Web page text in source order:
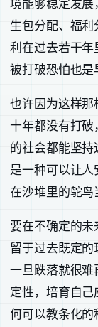
境能够稳定发
生包分配、福
利在过去若干
被打破恐怕也是
也许因为这样
十年都没有打
的社会都能坚持
是一种可以让
在沙堆里的鸵鸟
要在不确定的
留于过去既定的
一旦跌落就很
定性，培育自
何可以教条化